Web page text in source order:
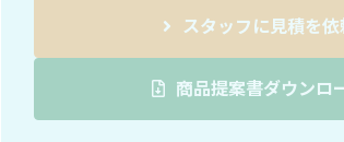
スタッフに見積を依
商品提案書ダウンロ